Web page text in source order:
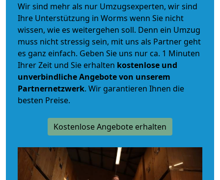
Wir sind mehr als nur Umzugsexperten, wir sind
Ihre Unterstützung in Worms wenn Sie nicht
wissen, wie es weitergehen soll. Denn ein Umzug
muss nicht stressig sein, mit uns als Partner geht
es ganz einfach. Geben Sie uns nur ca. 1 Minuten
Ihrer Zeit und Sie erhalten kostenlose und
unverbindlicheAngebote von unserem
Partnernetzwerk. Wir garantieren Ihnen die
besten Preise.
Kostenlose Angebote erhalten